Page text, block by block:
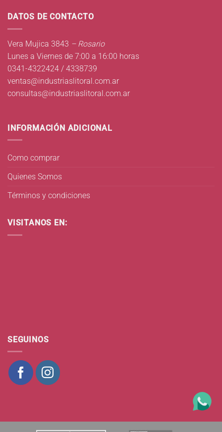
DATOS DE CONTACTO
Vera Mujica 3843 – Rosario
Lunes a Viernes de 7:00 a 16:00 horas
0341-4322424 / 4338739
ventas@industriaslitoral.com.ar
consultas@industriaslitoral.com.ar
INFORMACIÓN ADICIONAL
Como comprar
Quienes Somos
Términos y condiciones
VISITANOS EN:
SEGUINOS